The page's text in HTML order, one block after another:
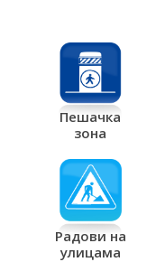
Пешачка
зона
Радови на
улицама